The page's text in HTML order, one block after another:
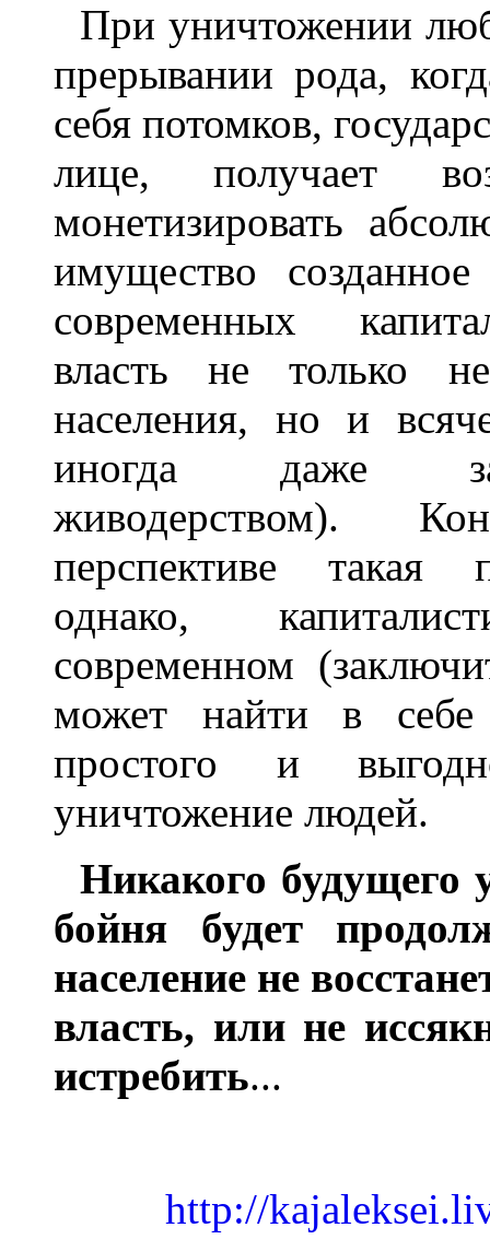
При уничтожении
прерывании рода,
себя потомков,
лице, получает
монетизировать
имущество
современных
власть не только не
населения, но и
иногда даже
живодерством).
перспективе такая
однако,
современном
может найти в себе
простого и
уничтожение людей.
Никакого будущего
бойня будет
население не
власть, или не
истребить...
http://